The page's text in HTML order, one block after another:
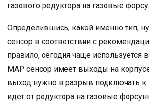
газового редуктора на газовые
Определившись, какой именно тип,
сенсор в соответствии с
правило, сегодня чаще используется
МАР сенсор имеет выходы на
выход нужно в разрыв подключать к
идет от редуктора на газовые